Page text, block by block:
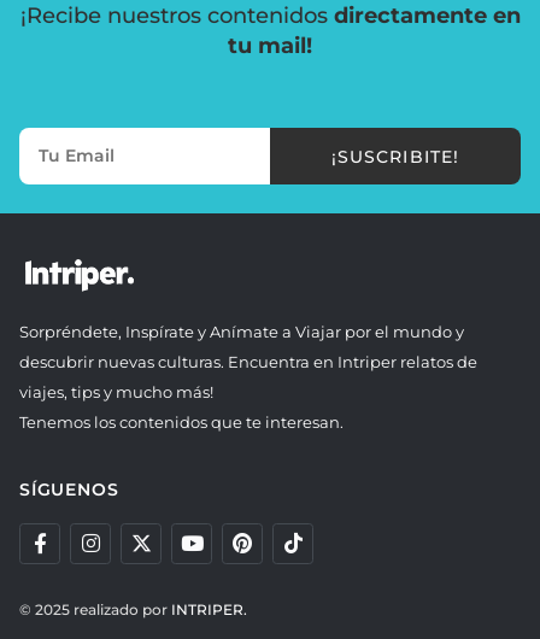
¡Recibe nuestros contenidos directamente en
tu mail!
¡SUSCRIBITE!
Sorpréndete, Inspírate y Anímate a Viajar por el mundo y
descubrir nuevas culturas. Encuentra en Intriper relatos de
viajes, tips y mucho más!
Tenemos los contenidos que te interesan.
SÍGUENOS
© 2025 realizado por INTRIPER.